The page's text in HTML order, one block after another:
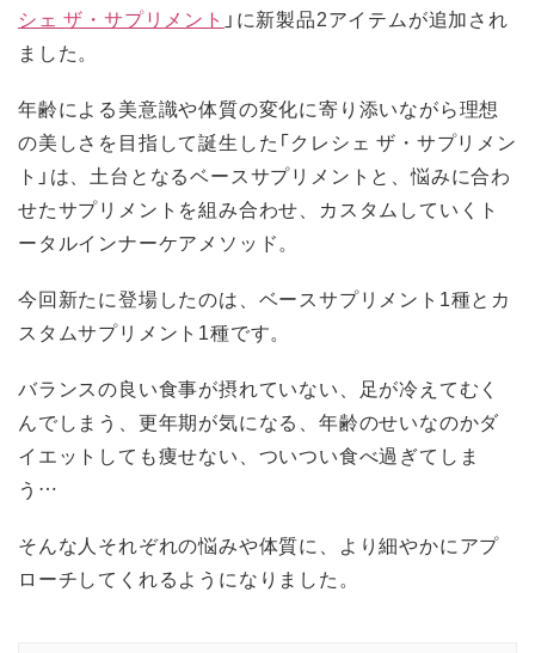
シェ ザ・サプリメント 」に新製品2アイテムが追加され
ました。
年齢による美意識や体質の変化に寄り添いながら理想
の美しさを目指して誕生した「クレシェ ザ・サプリメン
ト」は、土台となるベースサプリメントと、悩みに合わ
せたサプリメントを組み合わせ、カスタムしていくト
ータルインナーケアメソッド。
今回新たに登場したのは、ベースサプリメント1種とカ
スタムサプリメント1種です。
バランスの良い食事が摂れていない、足が冷えてむく
んでしまう、更年期が気になる、年齢のせいなのかダ
イエットしても痩せない、ついつい食べ過ぎてしま
う…
そんな人それぞれの悩みや体質に、より細やかにアプ
ローチしてくれるようになりました。